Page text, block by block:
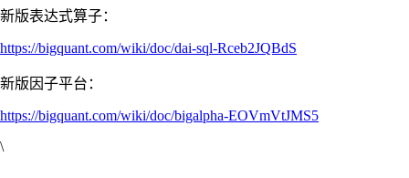
新版表达式算子：
https://bigquant.com/wiki/doc/dai-sql-Rceb2JQBdS
新版因子平台：
https://bigquant.com/wiki/doc/bigalpha-EOVmVtJMS5
\